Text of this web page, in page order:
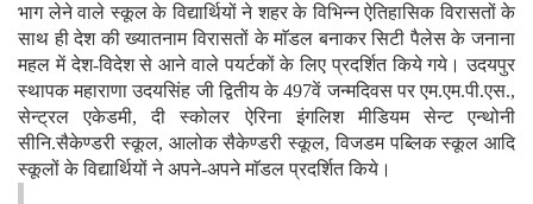
भाग लेने वाले स्कूल के विद्यार्थियों ने शहर के विभिन्न ऐतिहासिक विरासतों के
साथ ही देश की ख्यातनाम विरासतों के माॅडल बनाकर सिटी पैलेस के जनाना
महल में देश-विदेश से आने वाले पयर्टकों के लिए प्रदर्शित किये गये। उदयपुर
स्थापक महाराणा उदयसिंह जी द्वितीय के 497वें जन्मदिवस पर एम.एम.पी.एस.,
सेन्ट्रल एकेडमी, दी स्कोलर ऐरिना इंगलिश मीडियम सेन्ट एन्थोनी
सीनि.सैकेण्डरी स्कूल, आलोक सैकेण्डरी स्कूल, विजडम पब्लिक स्कूल आदि
स्कूलों के विद्यार्थियों ने अपने-अपने माॅडल प्रदर्शित किये।